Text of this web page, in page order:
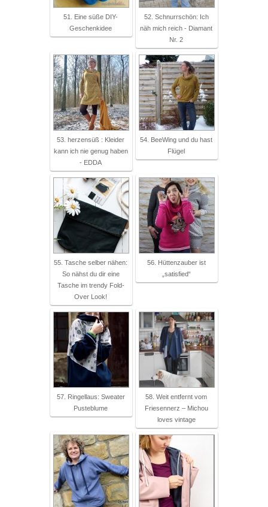
51. Eine süße DIY-
Geschenkidee
52. Schnurrschön: Ich
näh mich reich - Diamant
Nr. 2
53. herzensüß : Kleider
kann ich nie genug haben
- EDDA
54. BeeWing und du hast
Flügel
55. Tasche selber nähen:
So nähst du dir eine
Tasche im trendy Fold-
Over Look!
56. Hüttenzauber ist
„satisfied“
57. Ringellaus: Sweater
Pusteblume
58. Weit entfernt vom
Friesennerz – Michou
loves vintage